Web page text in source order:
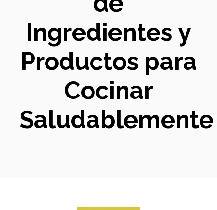
Ingredientes y
Productos para
Cocinar
Saludablemente